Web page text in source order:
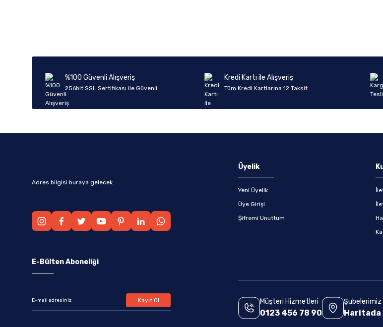
Ürün fiyatı diğer sitelerden daha pahalı.
Bu ürüne benzer farklı alternatifler olmalı.
%100 Güvenli Alışveriş
256bit SSL Sertifikası ile Güvenli
Kredi Kartı ile Alışveriş
Tüm Kredi Kartlarına 12 Taksit
Adres bilgisi buraya gelecek.
Üyelik
Yeni Üyelik
Üye Girişi
Şifremi Unuttum
E-Bülten Aboneliği
Kayıt Ol Müşteri Hizmetleri
0123 456 78 90
Şubelerimiz
Haritada